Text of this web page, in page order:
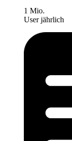
1 Mio.
User jährlich